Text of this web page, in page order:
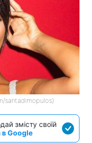
santadimopulos)
змісту своїй
в Google